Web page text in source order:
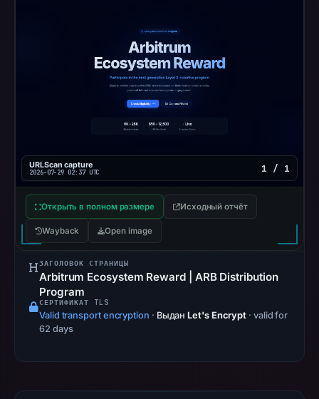
recorded
no
flag
on
May
16,
19:13
UTC.
AlienVault
OTX
references
2026
URLScan capture
2026-07-29 02:37 UTC 1 / 1
Открыть в полном размере Исходный отчёт
Wayback Open image
ЗАГОЛОВОК СТРАНИЦЫ
Arbitrum Ecosystem Reward | ARB Distribution
Program
СЕРТИФИКАТ TLS
Valid transport encryption · ВыданLet's Encrypt · valid for
62 days